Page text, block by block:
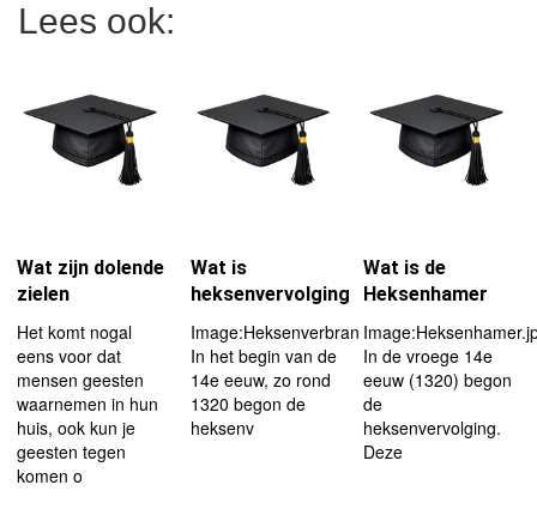
Lees ook:
Wat zijn dolende
zielen
Het komt nogal
eens voor dat
mensen geesten
waarnemen in hun
huis, ook kun je
geesten tegen
komen o
Wat is
heksenvervolging
Image:Heksenverbranding_2.jpg|left|180px
In het begin van de
14e eeuw, zo rond
1320 begon de
heksenv
Wat is de
Heksenhamer
In de vroege 14e
eeuw (1320) begon
de
heksenvervolging.
Deze